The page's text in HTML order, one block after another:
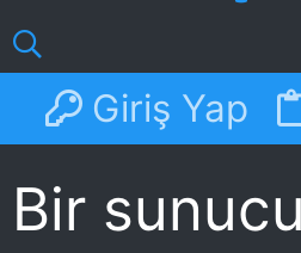
Forumlar
Giriş Yap
Bir